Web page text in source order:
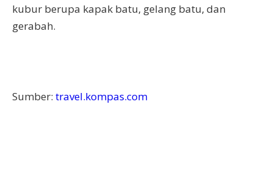
kubur berupa kapak batu, gelang batu, dan
gerabah.
Sumber: travel.kompas.com